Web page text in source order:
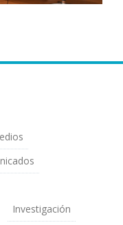
Investigación